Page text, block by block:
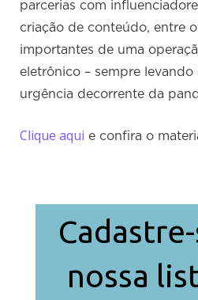
parcerias com
criação de conteúdo, entre
importantes de uma
eletrônico – sempre levando
urgência decorrente da
Clique aqui e confira o
nossa